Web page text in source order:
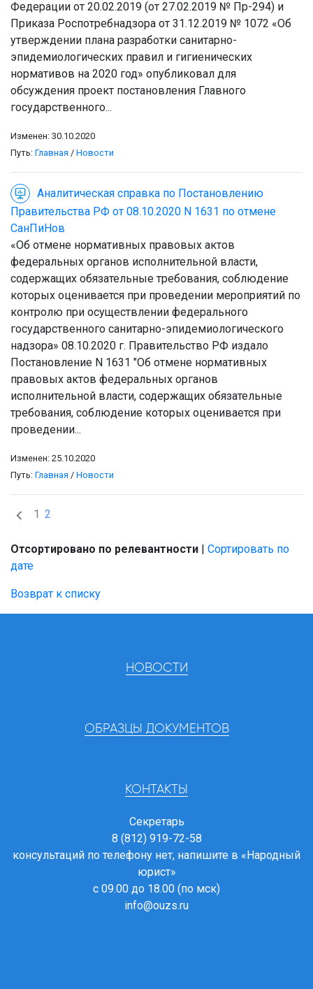
Федерации от 20.02.2019 (от 27.02.2019 № Пр-294) и
Приказа Роспотребнадзора от 31.12.2019 № 1072 «Об
утверждении плана разработки санитарно-
эпидемиологических правил и гигиенических
нормативов на 2020 год» опубликовал для
обсуждения проект постановления Главного
государственного...
Изменен: 30.10.2020
Путь: Главная / Новости
Аналитическая справка по Постановлению
Правительства РФ от 08.10.2020 N 1631 по отмене
СанПиНов
«Об отмене нормативных правовых актов
федеральных органов исполнительной власти,
содержащих обязательные требования, соблюдение
которых оценивается при проведении мероприятий по
контролю при осуществлении федерального
государственного санитарно-эпидемиологического
надзора» 08.10.2020 г. Правительство РФ издало
Постановление N 1631 "Об отмене нормативных
правовых актов федеральных органов
исполнительной власти, содержащих обязательные
требования, соблюдение которых оценивается при
проведении...
Изменен: 25.10.2020
Путь: Главная / Новости
1 2
Отсортировано по релевантности | Сортировать по
дате
Возврат к списку
НОВОСТИ
ОБРАЗЦЫ ДОКУМЕНТОВ
КОНТАКТЫ
Секретарь
8 (812) 919-72-58
консультаций по телефону нет, напишите в «Народный
юрист»
с 09.00 до 18.00 (по мск)
info@ouzs.ru